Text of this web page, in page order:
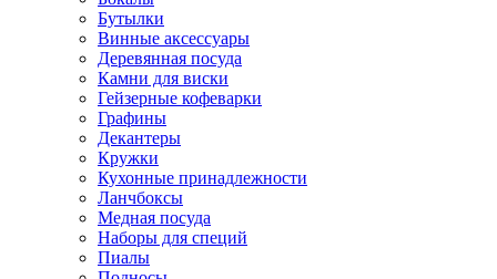
Бутылки
Винные аксессуары
Деревянная посуда
Камни для виски
Гейзерные кофеварки
Графины
Декантеры
Кружки
Кухонные принадлежности
Ланчбоксы
Медная посуда
Наборы для специй
Пиалы